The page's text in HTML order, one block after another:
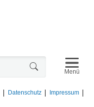
Datenschutz
Impressum
Menü